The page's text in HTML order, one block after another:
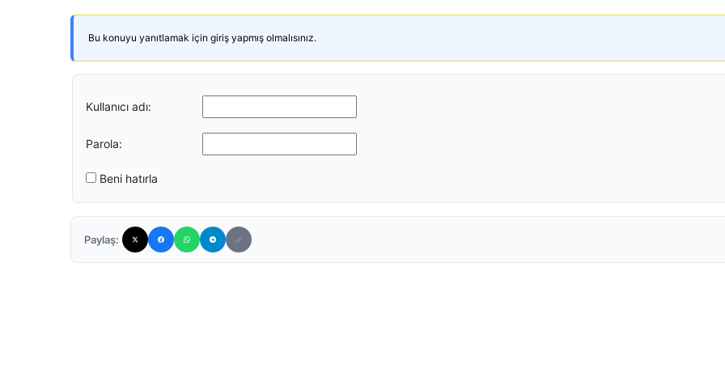
Bu konuyu yanıtlamak için giriş yapmış olmalısınız.
Kullanıcı adı:
Parola:
Beni hatırla
Paylaş: